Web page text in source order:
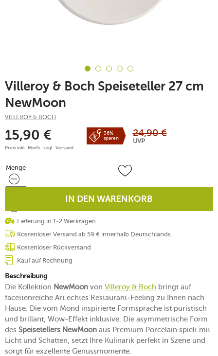
Villeroy & Boch Speiseteller 27 cm
NewMoon
VILLEROY & BOCH
15,90 €
Preis inkl. MwSt. zzgl. Versand
36%
sparen
24,90 €
UVP
Menge
Menge
IN DEN WARENKORB
Lieferung in 1-2 Werktagen
Kostenloser Versand ab 59 € innerhalb Deutschlands
Kostenloser Rückversand
Kauf auf Rechnung
Beschreibung
Die Kollektion NewMoon von Villeroy & Boch bringt auf
facettenreiche Art echtes Restaurant-Feeling zu Ihnen nach
Hause. Die vom Mond inspirierte Formsprache ist puristisch
und brillant, Wow-Effekt inklusive. Die asymmetrische Form
des Speisetellers NewMoon aus Premium Porcelain spielt mit
Licht und Schatten, setzt Ihre Kulinarik perfekt in Szene und
sorgt für exzellente Genussmomente.